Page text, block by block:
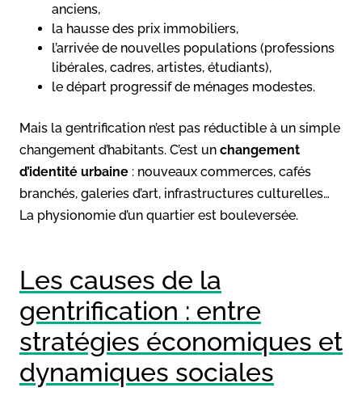
anciens,
la hausse des prix immobiliers,
l’arrivée de nouvelles populations (professions
libérales, cadres, artistes, étudiants),
le départ progressif de ménages modestes.
Mais la gentrification n’est pas réductible à un simple
changement d’habitants. C’est un changement
d’identité urbaine : nouveaux commerces, cafés
branchés, galeries d’art, infrastructures culturelles…
La physionomie d’un quartier est bouleversée.
Les causes de la
gentrification : entre
stratégies économiques et
dynamiques sociales